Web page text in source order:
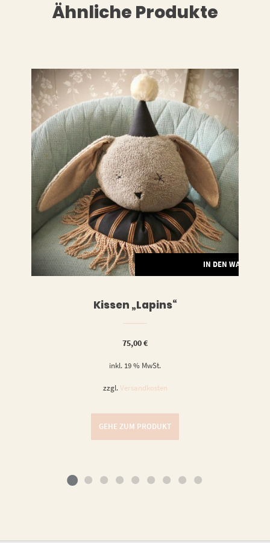
Ähnliche Produkte
IN DEN
Kissen „Lapins“
75,00€
inkl. 19 % MwSt.
zzgl. Versandkosten
GEHE ZUM PRODUKT